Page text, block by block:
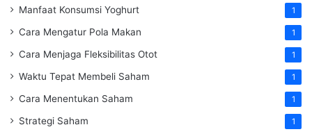
Manfaat Konsumsi Yoghurt 1
Cara Mengatur Pola Makan 1
Cara Menjaga Fleksibilitas Otot 1
Waktu Tepat Membeli Saham 1
Cara Menentukan Saham 1
Strategi Saham 1